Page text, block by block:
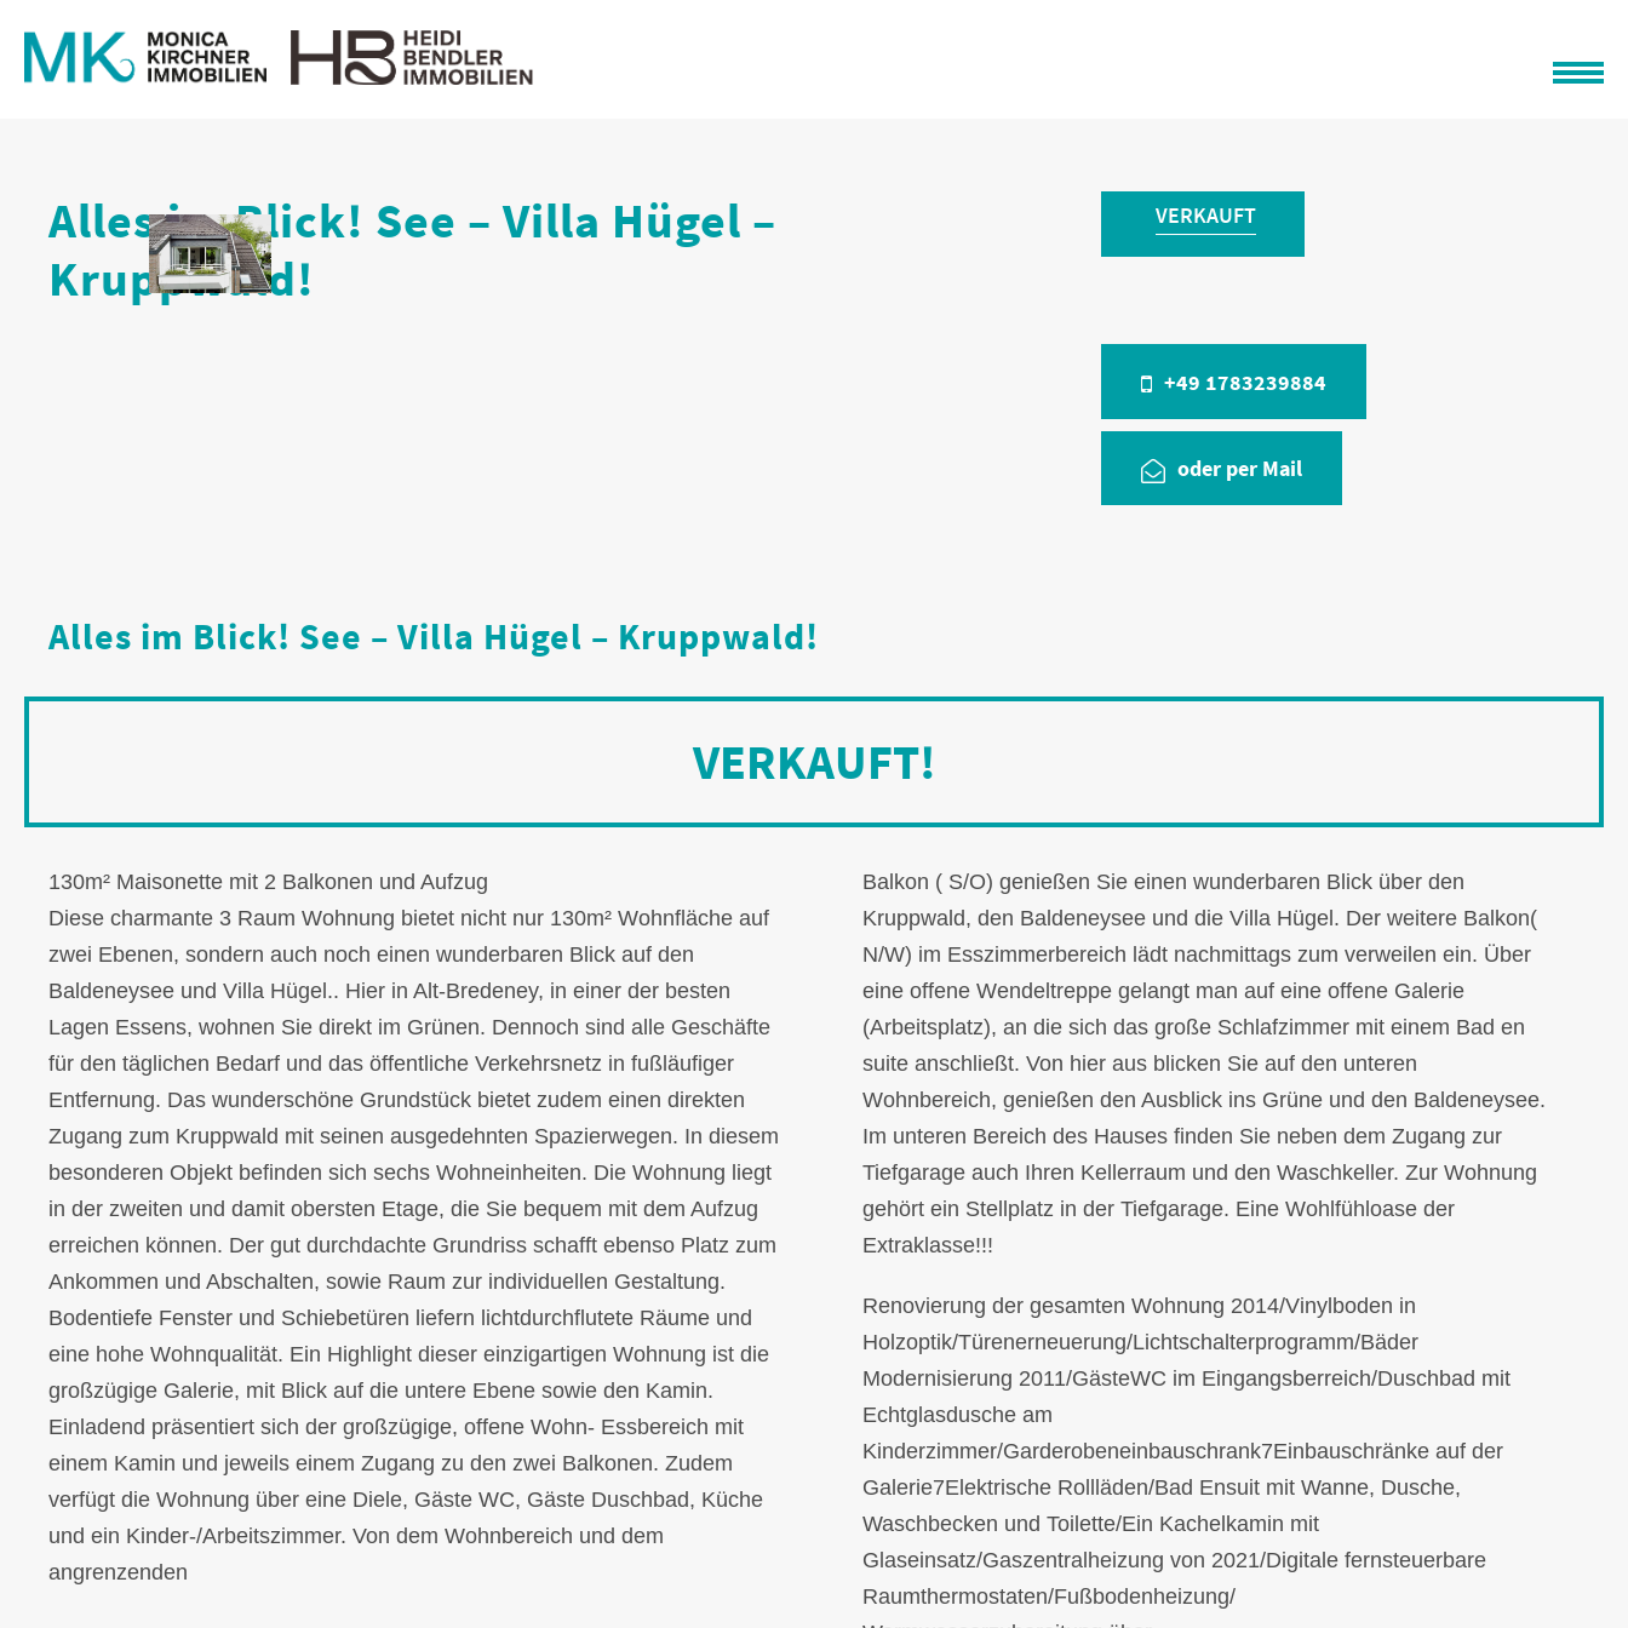
Alles im Blick! See – Villa Hügel –
Kruppwald!
VERKAUFT
+49 1783239884
oder per Mail
Alles im Blick! See – Villa Hügel – Kruppwald!
VERKAUFT!
130m² Maisonette mit 2 Balkonen und Aufzug
Diese charmante 3 Raum Wohnung bietet nicht nur 130m² Wohnfläche auf
zwei Ebenen, sondern auch noch einen wunderbaren Blick auf den
Baldeneysee und Villa Hügel.. Hier in Alt-Bredeney, in einer der besten
Lagen Essens, wohnen Sie direkt im Grünen. Dennoch sind alle Geschäfte
für den täglichen Bedarf und das öffentliche Verkehrsnetz in fußläufiger
Entfernung. Das wunderschöne Grundstück bietet zudem einen direkten
Zugang zum Kruppwald mit seinen ausgedehnten Spazierwegen. In diesem
besonderen Objekt befinden sich sechs Wohneinheiten. Die Wohnung liegt
in der zweiten und damit obersten Etage, die Sie bequem mit dem Aufzug
erreichen können. Der gut durchdachte Grundriss schafft ebenso Platz zum
Ankommen und Abschalten, sowie Raum zur individuellen Gestaltung.
Bodentiefe Fenster und Schiebetüren liefern lichtdurchflutete Räume und
eine hohe Wohnqualität. Ein Highlight dieser einzigartigen Wohnung ist die
großzügige Galerie, mit Blick auf die untere Ebene sowie den Kamin.
Einladend präsentiert sich der großzügige, offene Wohn- Essbereich mit
einem Kamin und jeweils einem Zugang zu den zwei Balkonen. Zudem
verfügt die Wohnung über eine Diele, Gäste WC, Gäste Duschbad, Küche
und ein Kinder-/Arbeitszimmer. Von dem Wohnbereich und dem
angrenzenden
Balkon ( S/O) genießen Sie einen wunderbaren Blick über den
Kruppwald, den Baldeneysee und die Villa Hügel. Der weitere Balkon(
N/W) im Esszimmerbereich lädt nachmittags zum verweilen ein. Über
eine offene Wendeltreppe gelangt man auf eine offene Galerie
(Arbeitsplatz), an die sich das große Schlafzimmer mit einem Bad en
suite anschließt. Von hier aus blicken Sie auf den unteren
Wohnbereich, genießen den Ausblick ins Grüne und den Baldeneysee.
Im unteren Bereich des Hauses finden Sie neben dem Zugang zur
Tiefgarage auch Ihren Kellerraum und den Waschkeller. Zur Wohnung
gehört ein Stellplatz in der Tiefgarage. Eine Wohlfühloase der
Extraklasse!!!
Renovierung der gesamten Wohnung 2014/Vinylboden in
Holzoptik/Türenerneuerung/Lichtschalterprogramm/Bäder
Modernisierung 2011/GästeWC im Eingangsberreich/Duschbad mit
Echtglasdusche am
Kinderzimmer/Garderobeneinbauschrank7Einbauschränke auf der
Galerie7Elektrische Rollläden/Bad Ensuit mit Wanne, Dusche,
Waschbecken und Toilette/Ein Kachelkamin mit
Glaseinsatz/Gaszentralheizung von 2021/Digitale fernsteuerbare
Raumthermostaten/Fußbodenheizung/